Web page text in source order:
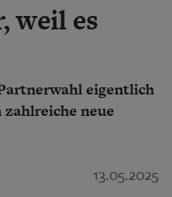
weil es
eigentlich
neue
13.05.2025